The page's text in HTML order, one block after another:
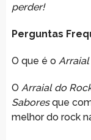
perder!
Perguntas
O que é o
O Arraial do
Saboresque
melhor do rock